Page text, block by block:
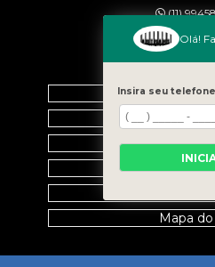
(11)
Home
Mapa
Olá!
Insira seu telefone